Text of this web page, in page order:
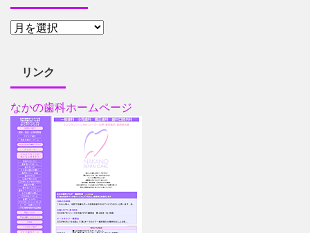
リンク
なかの歯科ホームページ